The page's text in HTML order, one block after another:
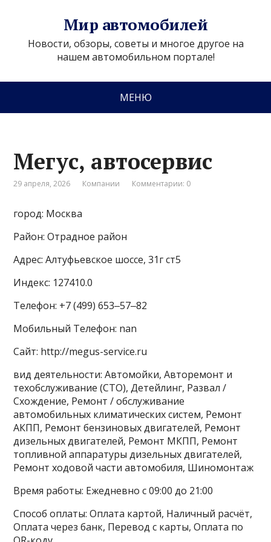
Мир автомобилей
Новости, обзоры, советы и многое другое на
нашем автомобильном портале!
МЕНЮ
Мегус, автосервис
29 апреля, 2026 Компании Комментарии: 0
город: Москва
Район: Отрадное район
Адрес: Алтуфьевское шоссе, 31г ст5
Индекс: 127410.0
Телефон: +7 (499) 653‒57‒82
Мобильный Телефон: nan
Сайт: http://megus-service.ru
вид деятельности: Автомойки, Авторемонт и
техобслуживание (СТО), Детейлинг, Развал /
Схождение, Ремонт / обслуживание
автомобильных климатических систем, Ремонт
АКПП, Ремонт бензиновых двигателей, Ремонт
дизельных двигателей, Ремонт МКПП, Ремонт
топливной аппаратуры дизельных двигателей,
Ремонт ходовой части автомобиля, Шиномонтаж
Время работы: Ежедневно с 09:00 до 21:00
Способ оплаты: Оплата картой, Наличный расчёт,
Оплата через банк, Перевод с карты, Оплата по